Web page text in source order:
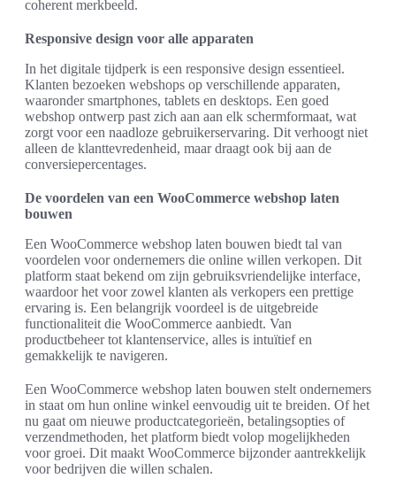
coherent merkbeeld.
Responsive design voor alle apparaten
In het digitale tijdperk is een responsive design essentieel.
Klanten bezoeken webshops op verschillende apparaten,
waaronder smartphones, tablets en desktops. Een goed
webshop ontwerp past zich aan aan elk schermformaat, wat
zorgt voor een naadloze gebruikerservaring. Dit verhoogt niet
alleen de klanttevredenheid, maar draagt ook bij aan de
conversiepercentages.
De voordelen van een WooCommerce webshop laten
bouwen
Een WooCommerce webshop laten bouwen biedt tal van
voordelen voor ondernemers die online willen verkopen. Dit
platform staat bekend om zijn gebruiksvriendelijke interface,
waardoor het voor zowel klanten als verkopers een prettige
ervaring is. Een belangrijk voordeel is de uitgebreide
functionaliteit die WooCommerce aanbiedt. Van
productbeheer tot klantenservice, alles is intuïtief en
gemakkelijk te navigeren.
Een WooCommerce webshop laten bouwen stelt ondernemers
in staat om hun online winkel eenvoudig uit te breiden. Of het
nu gaat om nieuwe productcategorieën, betalingsopties of
verzendmethoden, het platform biedt volop mogelijkheden
voor groei. Dit maakt WooCommerce bijzonder aantrekkelijk
voor bedrijven die willen schalen.